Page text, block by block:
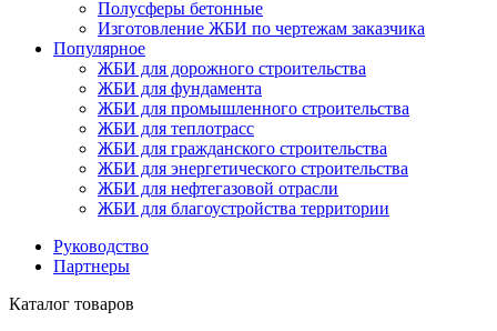
Полусферы бетонные
Изготовление ЖБИ по чертежам заказчика
Популярное
ЖБИ для дорожного строительства
ЖБИ для фундамента
ЖБИ для промышленного строительства
ЖБИ для теплотрасс
ЖБИ для гражданского строительства
ЖБИ для энергетического строительства
ЖБИ для нефтегазовой отрасли
ЖБИ для благоустройства территории
Руководство
Партнеры
Каталог товаров